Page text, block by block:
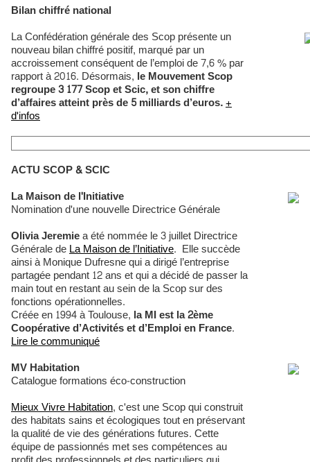
Bilan chiffré national
La Confédération générale des Scop présente un
nouveau bilan chiffré positif, marqué par un
accroissement conséquent de l’emploi de 7,6 % par
rapport à 2016. Désormais, le Mouvement Scop
regroupe 3 177 Scop et Scic, et son chiffre
d’affaires atteint près de 5 milliards d’euros.+
d'infos
ACTU SCOP & SCIC
La Maison de l'Initiative
Nomination d'une nouvelle Directrice Générale
Olivia Jeremiea été nommée le 3 juillet Directrice
Générale deLa Maison de l’Initiative. Elle succède
ainsi à Monique Dufresne qui a dirigé l’entreprise
partagée pendant 12 ans et qui a décidé de passer la
main tout en restant au sein de la Scop sur des
fonctions opérationnelles.
Créée en 1994 à Toulouse, la MI est la 2ème
Coopérative d’Activités et d’Emploi en France.
Lire le communiqué
MV Habitation
Catalogue formations éco-construction
Mieux Vivre Habitation, c'est une Scop qui construit
des habitats sains et écologiques tout en préservant
la qualité de vie des générations futures. Cette
équipe de passionnés met ses compétences au